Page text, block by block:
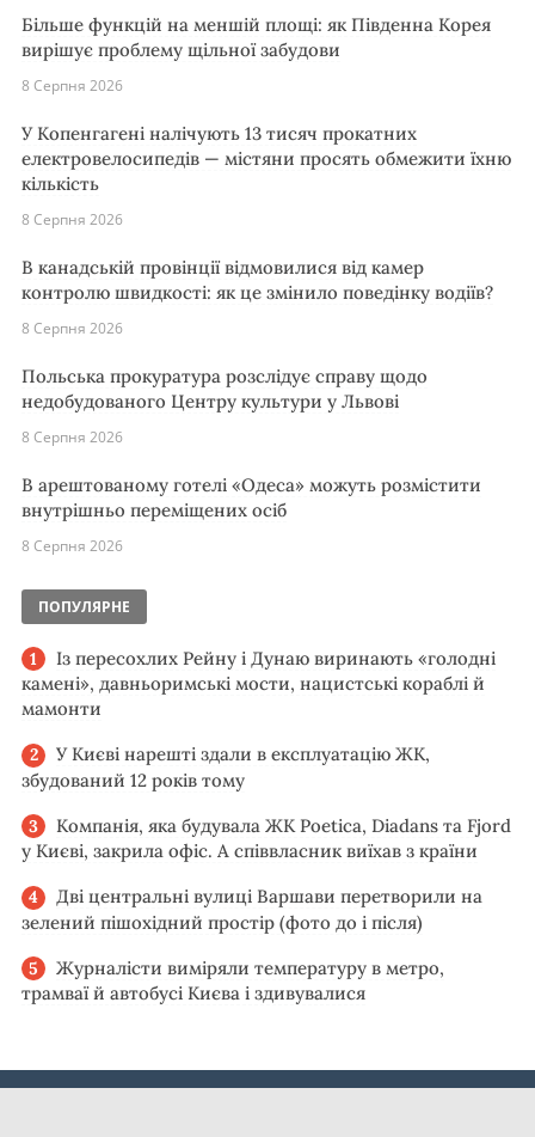
Більше функцій на меншій площі: як Південна Корея
вирішує проблему щільної забудови
8 Серпня 2026
У Копенгагені налічують 13 тисяч прокатних
електровелосипедів — містяни просять обмежити їхню
кількість
8 Серпня 2026
В канадській провінції відмовилися від камер
контролю швидкості: як це змінило поведінку водіїв?
8 Серпня 2026
Польська прокуратура розслідує справу щодо
недобудованого Центру культури у Львові
8 Серпня 2026
В арештованому готелі «Одеса» можуть розмістити
внутрішньо переміщених осіб
8 Серпня 2026
ПОПУЛЯРНЕ
Із пересохлих Рейну і Дунаю виринають «голодні
камені», давньоримські мости, нацистські кораблі й
мамонти
У Києві нарешті здали в експлуатацію ЖК,
збудований 12 років тому
Компанія, яка будувала ЖК Poetica, Diadans та Fjord
у Києві, закрила офіс. А співвласник виїхав з країни
Дві центральні вулиці Варшави перетворили на
зелений пішохідний простір (фото до і після)
Журналісти виміряли температуру в метро,
трамваї й автобусі Києва і здивувалися